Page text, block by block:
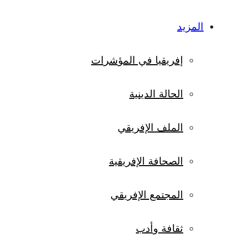
المزيد
إفريقيا في المؤشرات
الحالة الدينية
الملف الإفريقي
الصحافة الإفريقية
المجتمع الإفريقي
ثقافة وأدب